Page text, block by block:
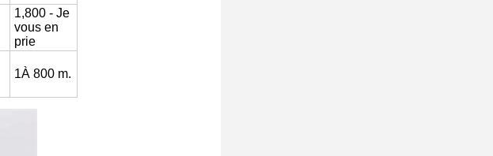
1,800 - Je
vous en
prie
1À 800 m.